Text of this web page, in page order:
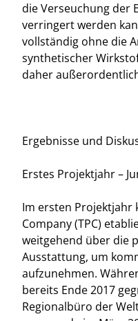
die Verseuchung der
verringert werden
vollständig ohne die
synthetischer
daher
Ergebnisse und
Erstes Projektjahr –
Im ersten Projektjahr
Company (TPC)
weitgehend über die
Ausstattung, um
aufzunehmen.
bereits Ende 2017
Regionalbüro der